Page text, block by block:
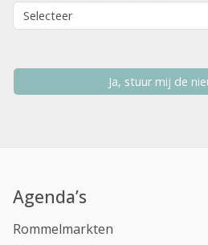
Ja, stuur mij
Agenda’s
Rommelmarkten